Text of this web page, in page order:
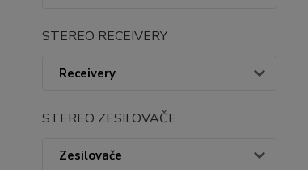
STEREO RECEIVERY
Receivery
STEREO ZESILOVAČE
Zesilovače